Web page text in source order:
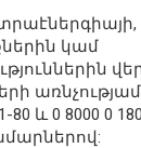
կամ
և 0 8000 0